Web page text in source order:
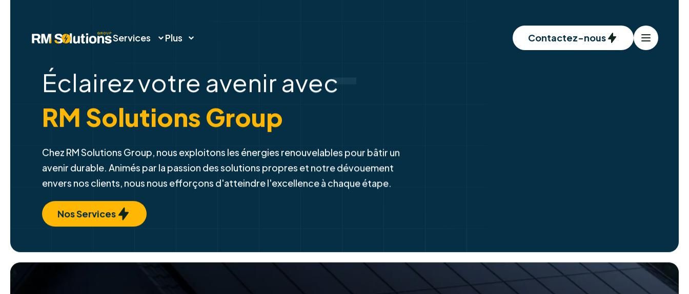
Services Plus Contactez-nous
-
Éclairez votre avenir avec
RM Solutions Group
Chez RM Solutions Group, nous exploitons les énergies renouvelables pour bâtir un
avenir durable. Animés par la passion des solutions propres et notre dévouement
envers nos clients, nous nous efforçons d'atteindre l'excellence à chaque étape.